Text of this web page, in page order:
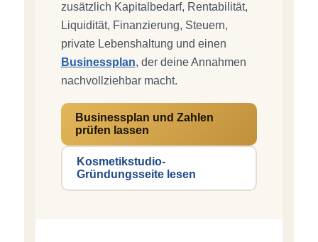
zusätzlich Kapitalbedarf, Rentabilität,
Liquidität, Finanzierung, Steuern,
private Lebenshaltung und einen
Businessplan, der deine Annahmen
nachvollziehbar macht.
Businessplan und Zahlen
prüfen lassen
Kosmetikstudio-
Gründungsseite lesen